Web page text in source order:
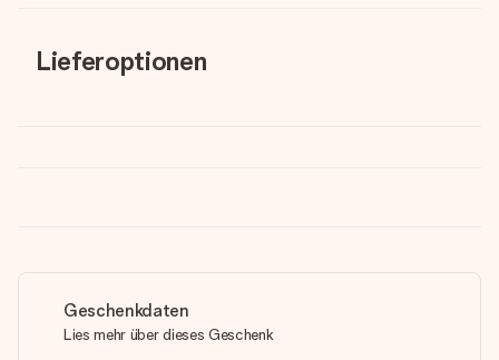
Lieferoptionen
Geschenkdaten
Lies mehr über dieses Geschenk